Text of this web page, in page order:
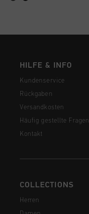
HILFE & INFO
Kundenservice
Rückgaben
Versandkosten
Häufig gestellte Fragen
Kontakt
COLLECTIONS
Herren